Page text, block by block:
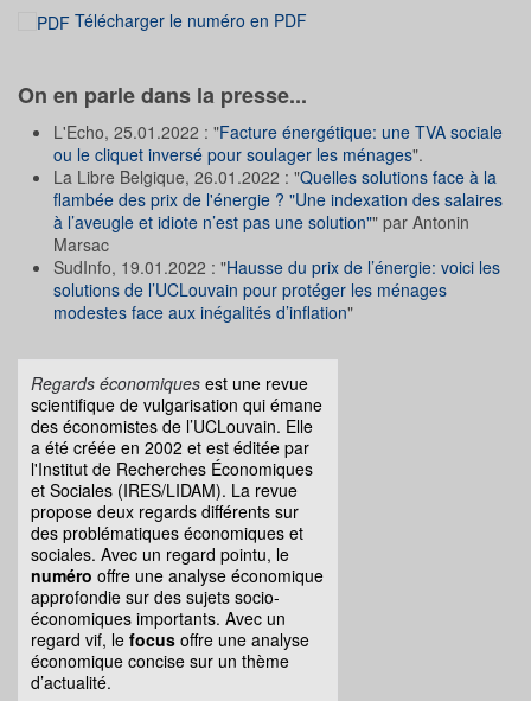
Télécharger le numéro en PDF
On en parle dans la presse...
L'Echo, 25.01.2022 : "Facture énergétique: une TVA sociale
ou le cliquet inversé pour soulager les ménages".
La Libre Belgique, 26.01.2022 : "Quelles solutions face à la
flambée des prix de l'énergie ? "Une indexation des salaires
à l’aveugle et idiote n’est pas une solution"" par Antonin
Marsac
SudInfo, 19.01.2022 : "Hausse du prix de l’énergie: voici les
solutions de l’UCLouvain pour protéger les ménages
modestes face aux inégalités d’inflation"
Regards économiques est une revue
scientifique de vulgarisation qui émane
des économistes de l’UCLouvain. Elle
a été créée en 2002 et est éditée par
l'Institut de Recherches Économiques
et Sociales (IRES/LIDAM). La revue
propose deux regards différents sur
des problématiques économiques et
sociales. Avec un regard pointu, le
numéro offre une analyse économique
approfondie sur des sujets socio-
économiques importants. Avec un
regard vif, le focus offre une analyse
économique concise sur un thème
d’actualité.